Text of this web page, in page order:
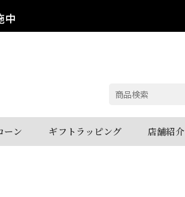
中
検
ーン ギフトラッピング 店舗紹介